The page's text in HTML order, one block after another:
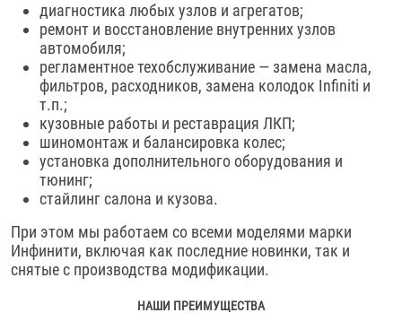
диагностика любых узлов и агрегатов;
ремонт и восстановление внутренних узлов
автомобиля;
регламентное техобслуживание — замена масла,
фильтров, расходников, замена колодок Infiniti и
т.п.;
кузовные работы и реставрация ЛКП;
шиномонтаж и балансировка колес;
установка дополнительного оборудования и
тюнинг;
стайлинг салона и кузова.
При этом мы работаем со всеми моделями марки
Инфинити, включая как последние новинки, так и
снятые с производства модификации.
НАШИ ПРЕИМУЩЕСТВА